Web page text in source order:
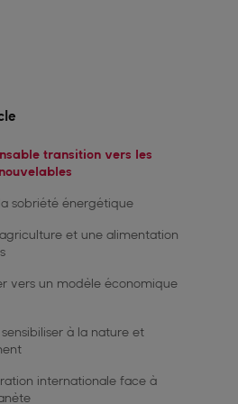
transition vers les
sobriété énergétique
et une alimentation
vers un modèle économique
à la nature et
internationale face à